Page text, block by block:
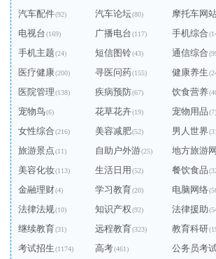
汽车配件(92) 汽车论坛(80) 摩托车网
电视台(169) 广播电台(117) 手机综合
手机主题(24) 短信图铃(43) 通信综合
医疗健康(200) 寻医问药(155) 健康养生
医院管理(138) 疾病预防(67) 饮食营养
宠物鸟(6) 花草花卉(19) 宠物用品(7)
女性综合(216) 美容减肥(52) 男人世界
旅游景点(11) 自助户外游(25) 地方旅游网
美容化妆(113) 生活日用 (52) 餐饮食品
金融理财(4) 学习教育(20) 电脑网络
法律法规(10) 知识产权(92) 法律援助
继续教育(31) 远程教育(323) 教育科研
考试招生(1174) 高考(461) 公务员考